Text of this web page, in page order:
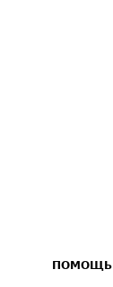
ПОМОЩЬ